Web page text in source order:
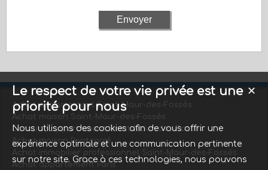
Achat appartement Saint-Maur-des-Fossés
Achat maison Saint-Maur-des-Fossés
Location appartement Saint-Maur-des-Fossés
Achat maison Pontcarré
Achat immobilier professionnel Saint-Maur-des-Fossés
Achat appartement Paris
✕
Le respect de votre vie privée est une
priorité pour nous
Nous utilisons des cookies afin de vous offrir une
expérience optimale et une communication pertinente
sur notre site. Grace à ces technologies, nous pouvons